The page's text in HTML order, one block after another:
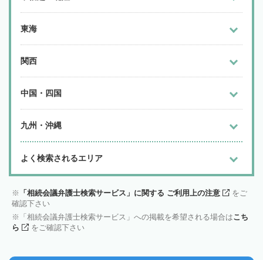
東海
関西
中国・四国
九州・沖縄
よく検索されるエリア
「相続会議弁護士検索サービス」に関する ご利用上の注意
をご
確認下さい
「相続会議弁護士検索サービス」への掲載を希望される場合はこち
ら
をご確認下さい